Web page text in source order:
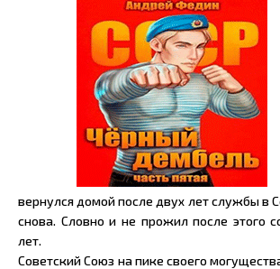
вернулся домой после двух лет службы в
снова. Словно и не прожил после этого
лет.
Советский Союз на пике своего